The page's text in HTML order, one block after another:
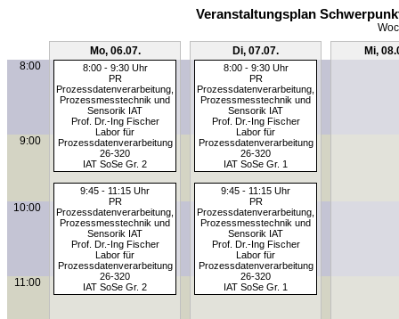
Veranstaltungsplan
Mo, 06.07.
Di, 07.07.
Mi,
8:00
8:00 - 9:30 Uhr
PR
Prozessdatenverarbeitung,
Prozessmesstechnik und
Sensorik IAT
Prof. Dr.-Ing Fischer
Labor für
Prozessdatenverarbeitung
26-320
IAT SoSe Gr. 2
8:00 - 9:30 Uhr
PR
Prozessdatenverarbeitung,
Prozessmesstechnik und
Sensorik IAT
Prof. Dr.-Ing Fischer
Labor für
Prozessdatenverarbeitung
26-320
IAT SoSe Gr. 1
9:00
9:45 - 11:15 Uhr
PR
Prozessdatenverarbeitung,
Prozessmesstechnik und
Sensorik IAT
Prof. Dr.-Ing Fischer
Labor für
Prozessdatenverarbeitung
26-320
IAT SoSe Gr. 2
9:45 - 11:15 Uhr
PR
Prozessdatenverarbeitung,
Prozessmesstechnik und
Sensorik IAT
Prof. Dr.-Ing Fischer
Labor für
Prozessdatenverarbeitung
26-320
IAT SoSe Gr. 1
10:00
11:00